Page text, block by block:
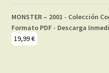
MONSTER – 2001 - Colección
Formato PDF - Descarga
19,99€